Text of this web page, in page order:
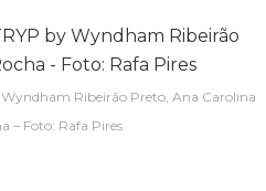
Wyndham Ribeirão Preto, Ana Carolina
– Foto: Rafa Pires